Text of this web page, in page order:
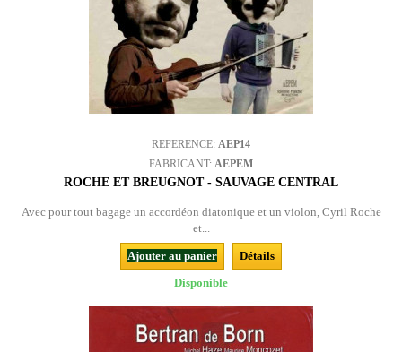
REFERENCE: AEP14
FABRICANT: AEPEM
ROCHE ET BREUGNOT - SAUVAGE CENTRAL
Avec pour tout bagage un accordéon diatonique et un violon, Cyril Roche
et...
Ajouter au panier
Détails
Disponible